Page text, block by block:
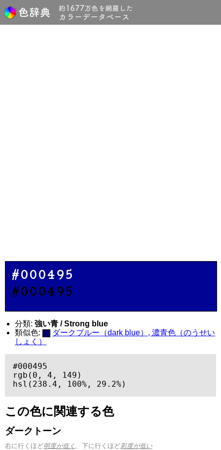
#000495
#000495
分類: 強い青 / Strong blue
類似色:
ダークブルー（dark blue）, 濃青色（のうせい
しょく）
#000495
rgb(0, 4, 149)
hsl(238.4, 100%, 29.2%)
この色に関連する色
ダークトーン
右に行くほど明度が低く 、下に行くほど彩度が低い